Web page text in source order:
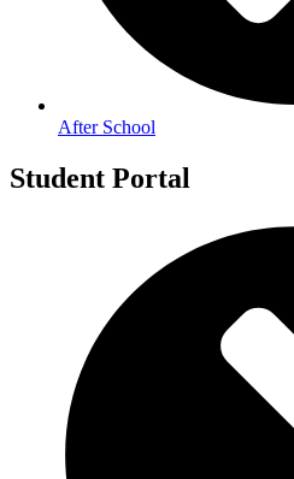
After School
Student Portal